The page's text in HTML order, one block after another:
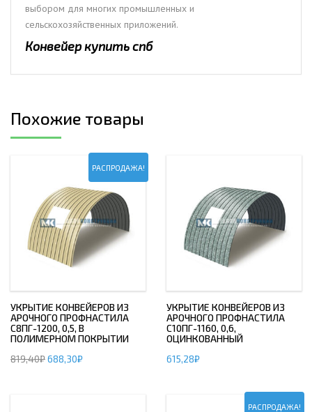
выбором для многих промышленных и
сельскохозяйственных приложений.
Конвейер купить спб
Похожие товары
РАСПРОДАЖА!
УКРЫТИЕ КОНВЕЙЕРОВ ИЗ
АРОЧНОГО ПРОФНАСТИЛА
С8ПГ-1200, 0,5, В
ПОЛИМЕРНОМ ПОКРЫТИИ
819,40₽688,30₽
УКРЫТИЕ КОНВЕЙЕРОВ ИЗ
АРОЧНОГО ПРОФНАСТИЛА
С10ПГ-1160, 0,6,
ОЦИНКОВАННЫЙ
615,28₽
РАСПРОДАЖА!